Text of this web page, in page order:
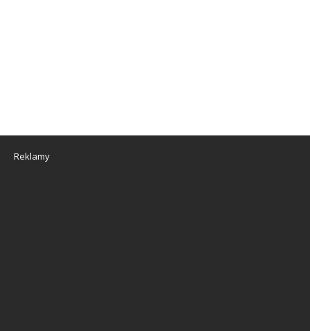
Reklamy